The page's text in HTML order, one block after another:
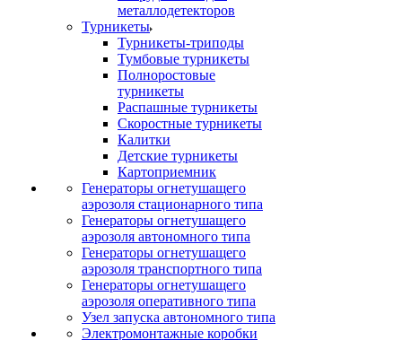
металлодетекторов
Турникеты
Турникеты-триподы
Тумбовые турникеты
Полноростовые
турникеты
Распашные турникеты
Скоростные турникеты
Калитки
Детские турникеты
Картоприемник
Генераторы огнетушащего
аэрозоля стационарного типа
Генераторы огнетушащего
аэрозоля автономного типа
Генераторы огнетушащего
аэрозоля транспортного типа
Генераторы огнетушащего
аэрозоля оперативного типа
Узел запуска автономного типа
Электромонтажные коробки